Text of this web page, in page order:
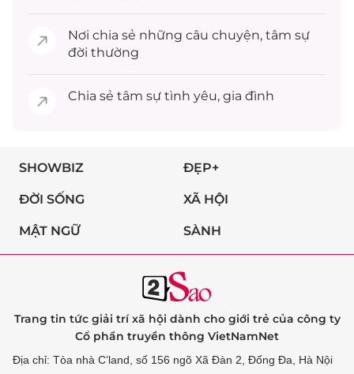
Nơi chia sẻ những câu chuyện, tâm sự
đời thường
Chia sẻ tâm sự tình yêu, gia đình
SHOWBIZ ĐẸP+
ĐỜI SỐNG XÃ HỘI
MẬT NGỮ SÀNH
Trang tin tức giải trí xã hội dành cho giới trẻ của công ty
Cổ phần truyền thông VietNamNet
Địa chỉ: Tòa nhà C’land, số 156 ngõ Xã Đàn 2, Đống Đa, Hà Nội